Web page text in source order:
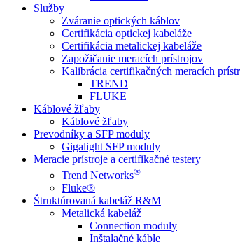
Služby
Zváranie optických káblov
Certifikácia optickej kabeláže
Certifikácia metalickej kabeláže
Zapožičanie meracích prístrojov
Kalibrácia certifikačných meracích
TREND
FLUKE
Káblové žľaby
Káblové žľaby
Prevodníky a SFP moduly
Gigalight SFP moduly
Meracie prístroje a certifikačné testery
Trend Networks®
Fluke®
Štruktúrovaná kabeláž R&M
Metalická kabeláž
Connection moduly
Inštalačné káble